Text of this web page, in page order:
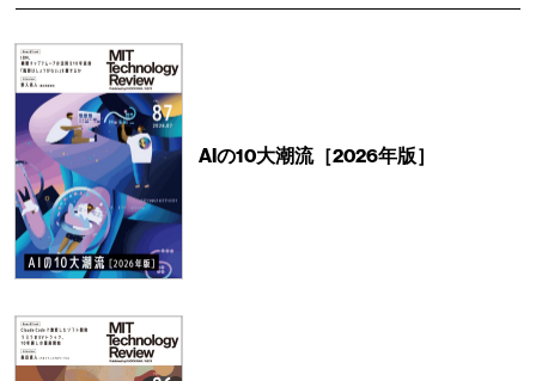
AIの10大潮流［2026年版］